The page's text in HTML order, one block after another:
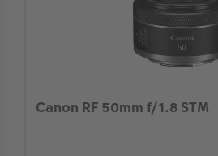
Kompatibilní s full-frame aparáty
Bajonet objektivu
Canon RF 50mm f/1.8 STM